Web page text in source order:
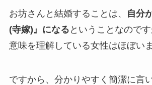
お坊さんと結婚することは、
自分
(寺嫁)』になる ということなので
意味を理解している女性はほぼいま
ですから、分かりやすく簡潔に言